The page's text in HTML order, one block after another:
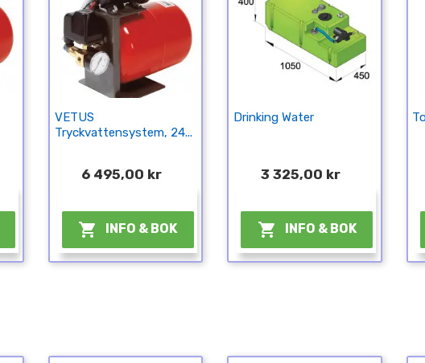
VETUS
Tryckvattensystem, 24...
6 495,00 kr
 INFO & BOK
Drinking Water
3 325,00 kr
 INFO & BOK